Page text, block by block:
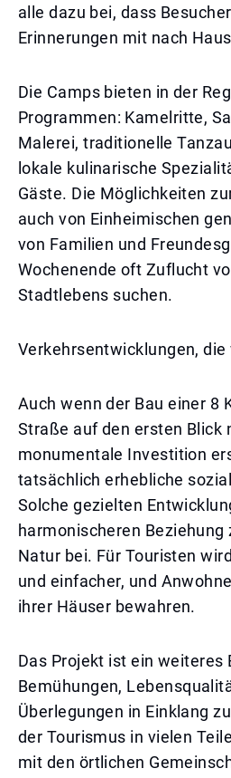
alle dazu bei, dass
Erinnerungen mit nach
Die Camps bieten in der
Programmen: Kamelritte,
Malerei, traditionelle
lokale kulinarische
Gäste. Die Möglichkeiten
auch von Einheimischen
von Familien und
Wochenende oft Zuflucht
Stadtlebens suchen.
Verkehrsentwicklungen,
Auch wenn der Bau einer 8
Straße auf den ersten Blick
monumentale Investition
tatsächlich erhebliche
Solche gezielten
harmonischeren Beziehung
Natur bei. Für Touristen
und einfacher, und
ihrer Häuser bewahren.
Das Projekt ist ein weiteres
Bemühungen,
Überlegungen in Einklang
der Tourismus in vielen
mit den örtlichen